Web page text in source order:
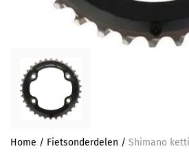
Home / Fietsonderdelen / Shimano